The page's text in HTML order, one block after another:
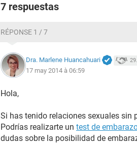
7 respuestas
RÉPONSE 1 / 7
Dra. Marlene Huancahuari
17 may 2014 à 06:59
Hola,
Si has tenido relaciones sexuales
Podrías realizarte un test de
dudas sobre la posibilidad de